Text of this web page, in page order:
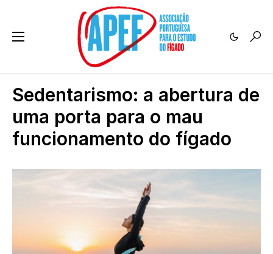
Sedentarismo: a abertura de
uma porta para o mau
funcionamento do fígado